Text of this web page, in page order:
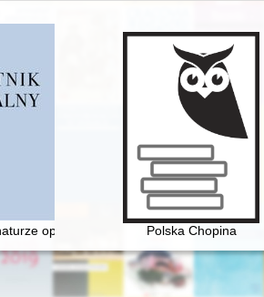
nowoczesności
opery, czyli dlaczego Fryderyk
Polska Chopina